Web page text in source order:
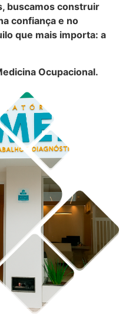
buscamos construir
confiança e no
que mais importa: a
Ocupacional.